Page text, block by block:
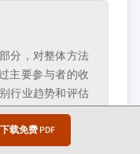
载免费 PDF
分，对整体方法
主要参与者的收
行业趋势和评估
免费来源收集，
信息整合起来，
并由分销商、制